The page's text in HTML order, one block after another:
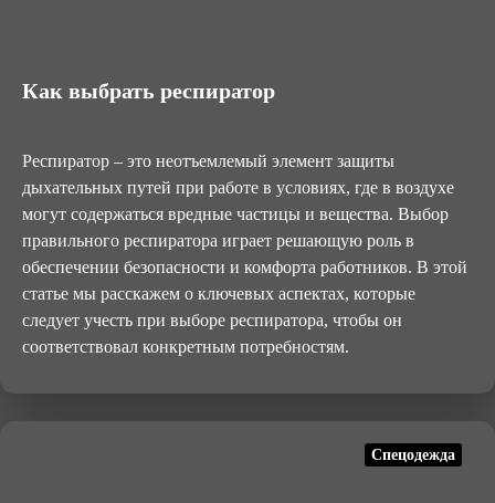
Как выбрать респиратор
Респиратор – это неотъемлемый элемент защиты
дыхательных путей при работе в условиях, где в воздухе
могут содержаться вредные частицы и вещества. Выбор
правильного респиратора играет решающую роль в
обеспечении безопасности и комфорта работников. В этой
статье мы расскажем о ключевых аспектах, которые
следует учесть при выборе респиратора, чтобы он
соответствовал конкретным потребностям.
Спецодежда